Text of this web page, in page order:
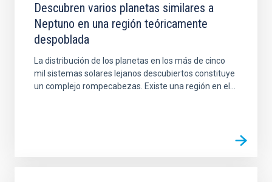
Descubren varios planetas similares a
Neptuno en una región teóricamente
despoblada
La distribución de los planetas en los más de cinco
mil sistemas solares lejanos descubiertos constituye
un complejo rompecabezas. Existe una región en el...